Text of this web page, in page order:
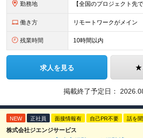
勤務地
働き方 リモートワークがメイン
残業時間 10時間以内
求人を見る
掲載終了予定日：
NEW 正社員 面接情報有 自己PR不要 話を
株式会社ジエンジサービス